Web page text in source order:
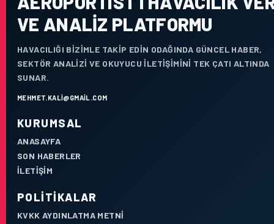
VE ANALIZ PLATFORMU
HAVACILIĞI BIZIMLE TAKIP EDIN ODAĞINDA GÜNCEL HABER,
SEKTÖR ANALIZI VE OKUYUCU ILETIŞIMINI TEK ÇATI ALTINDA
SUNAR.
MEHMET.KALI@GMAIL.COM
KURUMSAL
ANASAYFA
SON HABERLER
İLETIŞIM
POLITIKALAR
KVKK AYDINLATMA METNI